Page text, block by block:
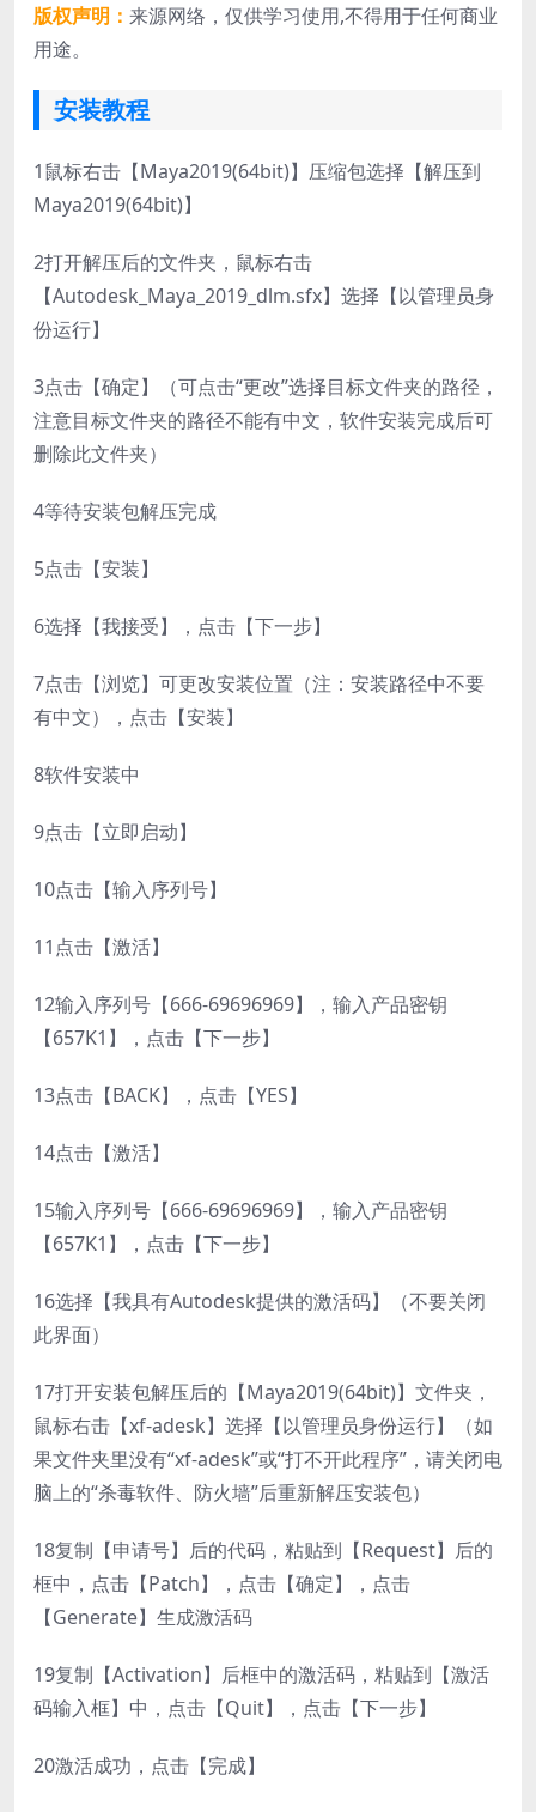
版权声明： 来源网络，仅供学习使用,不得用于任何商业
用途。
安装教程
1鼠标右击【Maya2019(64bit)】压缩包选择【解压到
Maya2019(64bit)】
2打开解压后的文件夹，鼠标右击
【Autodesk_Maya_2019_dlm.sfx】选择【以管理员身
份运行】
3点击【确定】（可点击“更改”选择目标文件夹的路径，
注意目标文件夹的路径不能有中文，软件安装完成后可
删除此文件夹）
4等待安装包解压完成
5点击【安装】
6选择【我接受】，点击【下一步】
7点击【浏览】可更改安装位置（注：安装路径中不要
有中文），点击【安装】
8软件安装中
9点击【立即启动】
10点击【输入序列号】
11 点击【激活】
12输入序列号【666-69696969】，输入产品密钥
【657K1】，点击【下一步】
13点击【BACK】，点击【YES】
14点击【激活】
15输入序列号【666-69696969】，输入产品密钥
【657K1】，点击【下一步】
16选择【我具有Autodesk提供的激活码】（不要关闭
此界面）
17打开安装包解压后的【Maya2019(64bit)】文件夹，
鼠标右击【xf-adesk】选择【以管理员身份运行】（如
果文件夹里没有“xf-adesk”或“打不开此程序”，请关闭电
脑上的“杀毒软件、防火墙”后重新解压安装包）
18复制【申请号】后的代码，粘贴到【Request】后的
框中，点击【Patch】，点击【确定】，点击
【Generate】生成激活码
19复制【Activation】后框中的激活码，粘贴到【激活
码输入框】中，点击【Quit】，点击【下一步】
20激活成功，点击【完成】